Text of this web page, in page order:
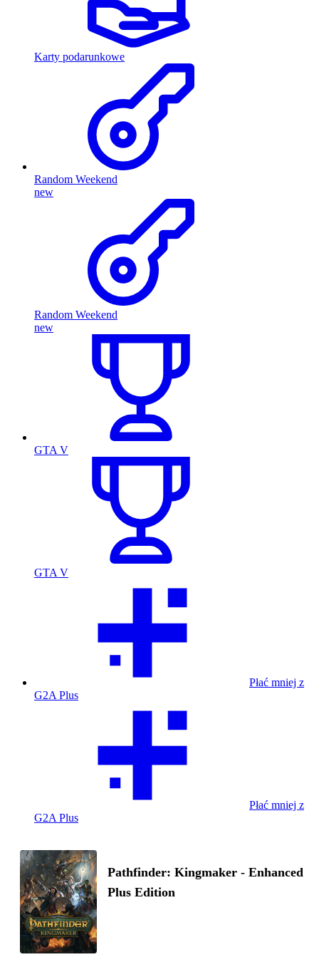
Karty podarunkowe
Random Weekend
new
Random Weekend
new
GTA V
GTA V
Płać mniej z
G2A Plus
Płać mniej z
G2A Plus
Pathfinder: Kingmaker - Enhanced
Plus Edition